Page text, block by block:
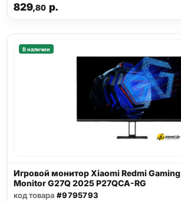
829,80р.
В наличии
Игровой монитор Xiaomi Redmi Gaming
Monitor G27Q 2025 P27QCA-RG
код товара #9795793